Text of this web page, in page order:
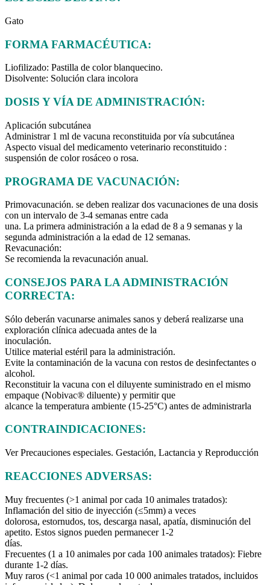
Gato
FORMA FARMACÉUTICA:
Liofilizado: Pastilla de color blanquecino.
Disolvente: Solución clara incolora
DOSIS Y VÍA DE ADMINISTRACIÓN:
Aplicación subcutánea
Administrar 1 ml de vacuna reconstituida por vía subcutánea
Aspecto visual del medicamento veterinario reconstituido :
suspensión de color rosáceo o rosa.
PROGRAMA DE VACUNACIÓN:
Primovacunación. se deben realizar dos vacunaciones de una dosis
con un intervalo de 3-4 semanas entre cada
una. La primera administración a la edad de 8 a 9 semanas y la
segunda administración a la edad de 12 semanas.
Revacunación:
Se recomienda la revacunación anual.
CONSEJOS PARA LA ADMINISTRACIÓN
CORRECTA:
Sólo deberán vacunarse animales sanos y deberá realizarse una
exploración clínica adecuada antes de la
inoculación.
Utilice material estéril para la administración.
Evite la contaminación de la vacuna con restos de desinfectantes o
alcohol.
Reconstituir la vacuna con el diluyente suministrado en el mismo
empaque (Nobivac® diluente) y permitir que
alcance la temperatura ambiente (15-25°C) antes de administrarla
CONTRAINDICACIONES:
Ver Precauciones especiales. Gestación, Lactancia y Reproducción
REACCIONES ADVERSAS:
Muy frecuentes (>1 animal por cada 10 animales tratados):
Inflamación del sitio de inyección (≤5mm) a veces
dolorosa, estornudos, tos, descarga nasal, apatía, disminución del
apetito. Estos signos pueden permanecer 1-2
días.
Frecuentes (1 a 10 animales por cada 100 animales tratados): Fiebre
durante 1-2 días.
Muy raros (<1 animal por cada 10 000 animales tratados, incluidos